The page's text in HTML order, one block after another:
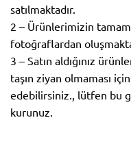
satılmaktadır.
2 – Ürünlerimizin
fotoğraflardan
3 – Satın aldığınız
taşın ziyan olmaması
edebilirsiniz., lütfen bu
kurunuz.